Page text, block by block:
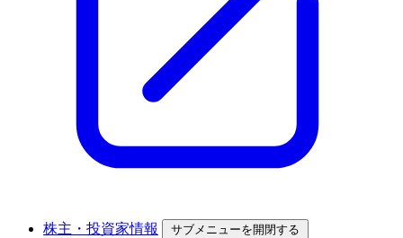
株主・投資家情報 サブメニューを開閉する